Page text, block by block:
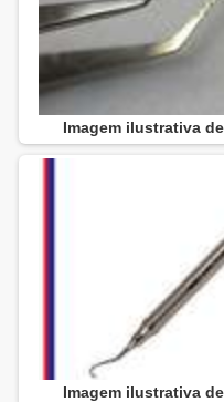
Imagem ilustrativa
Imagem ilustrativa